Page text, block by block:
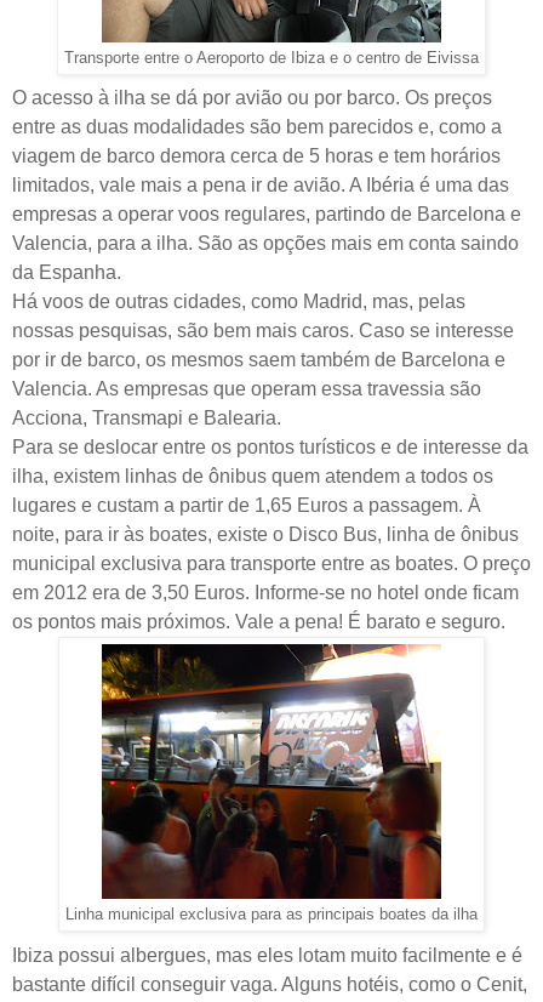
Transporte entre o Aeroporto de Ibiza e o centro de Eivissa
O acesso à ilha se dá por avião ou por barco. Os preços
entre as duas modalidades são bem parecidos e, como a
viagem de barco demora cerca de 5 horas e tem horários
limitados, vale mais a pena ir de avião. A Ibéria é uma das
empresas a operar voos regulares, partindo de Barcelona e
Valencia, para a ilha. São as opções mais em conta saindo
da Espanha.
Há voos de outras cidades, como Madrid, mas, pelas
nossas pesquisas, são bem mais caros. Caso se interesse
por ir de barco, os mesmos saem também de Barcelona e
Valencia. As empresas que operam essa travessia são
Acciona, Transmapi e Balearia.
Para se deslocar entre os pontos turísticos e de interesse da
ilha, existem linhas de ônibus quem atendem a todos os
lugares e custam a partir de 1,65 Euros a passagem. À
noite, para ir às boates, existe o Disco Bus, linha de ônibus
municipal exclusiva para transporte entre as boates. O preço
em 2012 era de 3,50 Euros. Informe-se no hotel onde ficam
os pontos mais próximos. Vale a pena! É barato e seguro.
Linha municipal exclusiva para as principais boates da ilha
Ibiza possui albergues, mas eles lotam muito facilmente e é
bastante difícil conseguir vaga. Alguns hotéis, como o Cenit,